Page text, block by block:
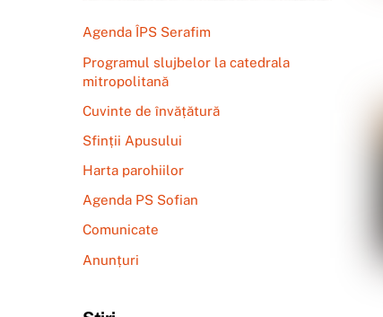
Agenda ÎPS Serafim
Programul slujbelor la catedrala
mitropolitană
Cuvinte de învățătură
Sfinții Apusului
Harta parohiilor
Agenda PS Sofian
Comunicate
Anunțuri